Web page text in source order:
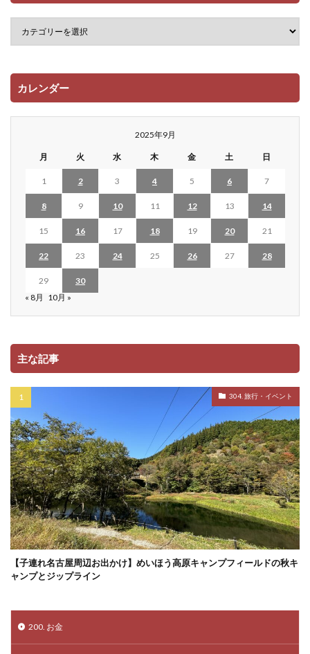
カレンダー
2025年9月
月 火 水 木 金 土 日
1 2 3 4 5 6 7
8 9 10 11 12 13 14
15 16 17 18 19 20 21
22 23 24 25 26 27 28
29
30
« 8月 10月 »
主な記事
304. 旅行・イベント
【子連れ名古屋周辺お出かけ】めいほう高原キャンプフィールドの秋キ
ャンプとジップライン
200. お金